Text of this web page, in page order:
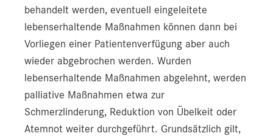
behandelt werden, eventuell eingeleitete
lebenserhaltende Maßnahmen können dann bei
Vorliegen einer Patientenverfügung aber auch
wieder abgebrochen werden. Wurden
lebenserhaltende Maßnahmen abgelehnt, werden
palliative Maßnahmen etwa zur
Schmerzlinderung, Reduktion von Übelkeit oder
Atemnot weiter durchgeführt. Grundsätzlich gilt,